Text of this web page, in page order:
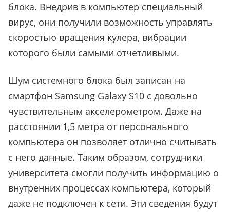
блока. Внедрив в компьютер специальный
вирус, они получили возможность управлять
скоростью вращения кулера, вибрации
которого были самыми отчетливыми.
Шум системного блока был записан на
смартфон Samsung Galaxy S10 с довольно
чувствительным акселерометром. Даже на
расстоянии 1,5 метра от персонального
компьютера он позволяет отлично считывать
с него данные. Таким образом, сотрудники
университета смогли получить информацию о
внутренних процессах компьютера, который
даже не подключен к сети. Эти сведения будут